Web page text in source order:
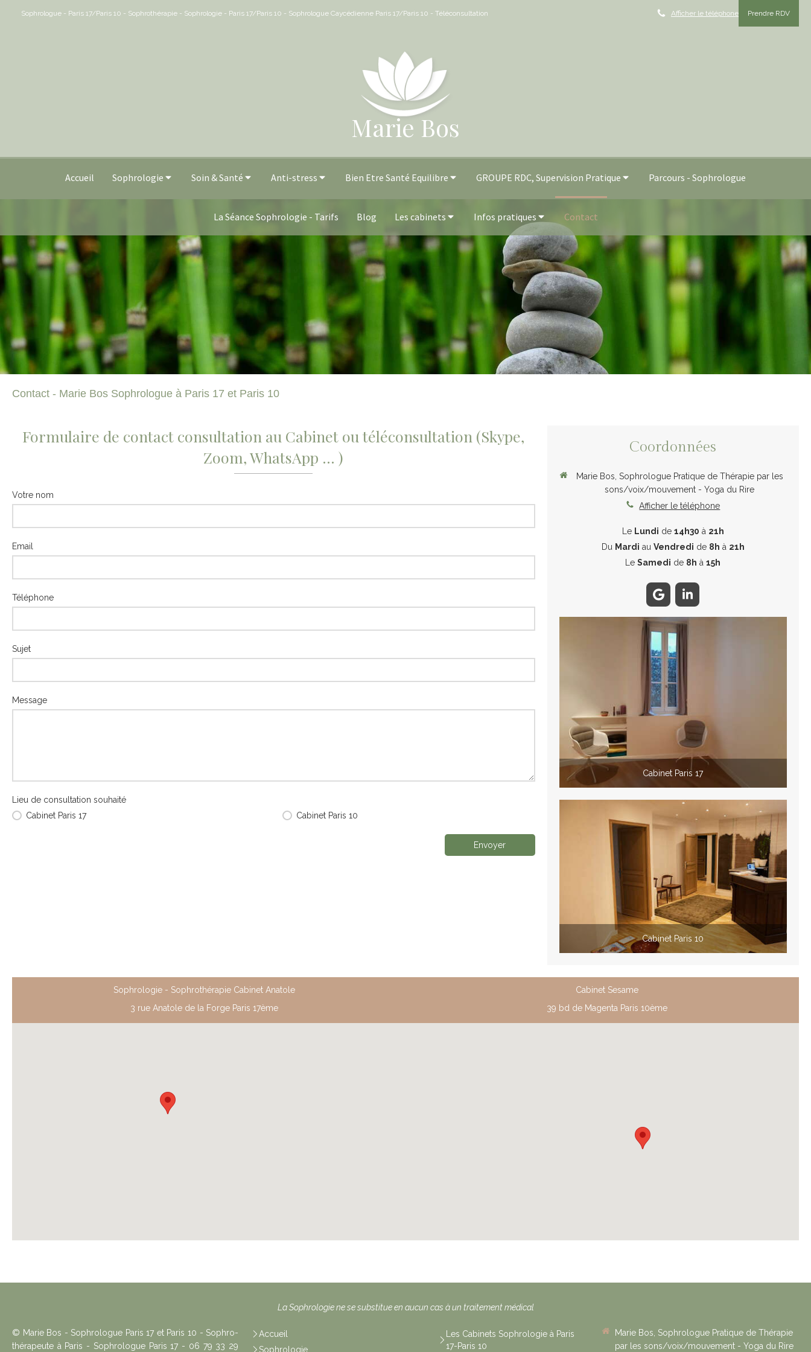
Sophrologue - Paris 17/Paris 10 - Sophrothérapie - Sophrologie - Paris 17/Paris 10 - Sophrologue Caycédienne Paris 17/Paris 10 - Téléconsultation Prendre RDV
Afficher le téléphone
Marie Bos
Accueil Sophrologie Soin & Santé Anti-stress Bien Etre Santé Equilibre GROUPE RDC, Supervision Pratique Parcours - Sophrologue
La Séance Sophrologie - Tarifs Blog Les cabinets Infos pratiques Contact
Contact - Marie Bos Sophrologue à Paris 17 et Paris 10
Formulaire de contact consultation au Cabinet ou téléconsultation (Skype,
Zoom, WhatsApp ... )
Votre nom
Email
Téléphone
Sujet
Message
Lieu de consultation souhaité
Cabinet Paris 17
Cabinet Paris 10
Envoyer
Coordonnées
Marie Bos, Sophrologue Pratique de Thérapie par les
sons/voix/mouvement - Yoga du Rire
Afficher le téléphone
Le Lundi de 14h30 à 21h
Du Mardi au Vendredi de 8h à 21h
LeSamedi de 8h à15h
Cabinet Paris 17
Cabinet Paris 10
Sophrologie - Sophrothérapie Cabinet Anatole
3 rue Anatole de la Forge Paris 17ème
Cabinet Sesame
39 bd de Magenta Paris 10ème
La Sophrologie ne se substitue en aucun cas à un traitement médical
© Marie Bos - Sophrologue Paris 17 et Paris 10 - Sophro-
thérapeute à Paris - Sophrologue Paris 17 - 06 79 33 29
Accueil
Sophrologie
Les Cabinets Sophrologie à Paris
17-Paris 10
Marie Bos, Sophrologue Pratique de Thérapie
par les sons/voix/mouvement - Yoga du Rire